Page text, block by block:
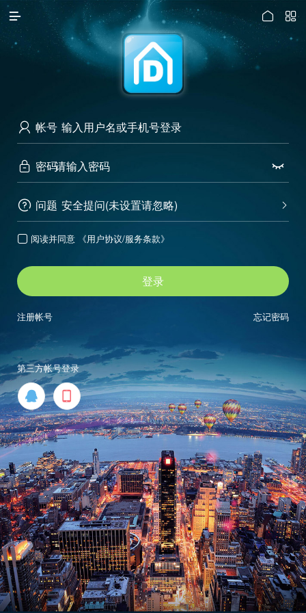
访问电脑版
 

 帐号
 密码 
 问题 
安全提问(未设置请忽略)
 阅读并同意 《用户协议/服务条款》
登录
忘记密码
注册帐号
第三方帐号登录
 